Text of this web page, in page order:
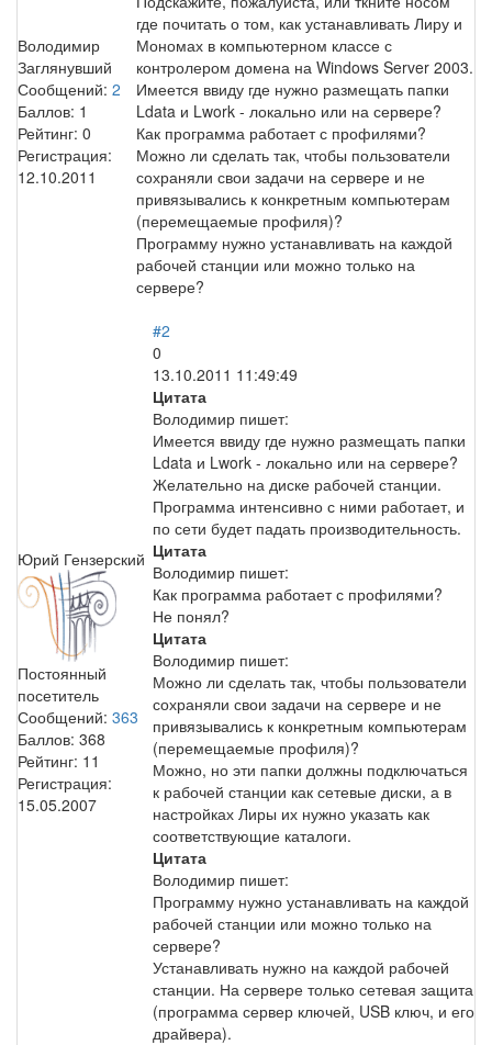
Володимир
Заглянувший
Сообщений: 2
Баллов: 1
Рейтинг: 0
Регистрация:
12.10.2011
где почитать о том, как устанавливать Лиру и
Мономах в компьютерном классе с
контролером домена на Windows Server 2003.
Имеется ввиду где нужно размещать папки
Ldata и Lwork - локально или на сервере?
Как программа работает с профилями?
Можно ли сделать так, чтобы пользователи
сохраняли свои задачи на сервере и не
привязывались к конкретным компьютерам
(перемещаемые профиля)?
Программу нужно устанавливать на каждой
рабочей станции или можно только на
сервере?
Юрий Гензерский
Постоянный
посетитель
Сообщений: 363
Баллов: 368
Рейтинг: 11
Регистрация:
15.05.2007
#2
0
13.10.2011 11:49:49
Цитата
Володимир пишет:
Имеется ввиду где нужно размещать папки
Ldata и Lwork - локально или на сервере?
Желательно на диске рабочей станции.
Программа интенсивно с ними работает, и
по сети будет падать производительность.
Цитата
Володимир пишет:
Как программа работает с профилями?
Не понял?
Цитата
Володимир пишет:
Можно ли сделать так, чтобы пользователи
сохраняли свои задачи на сервере и не
привязывались к конкретным компьютерам
(перемещаемые профиля)?
Можно, но эти папки должны подключаться
к рабочей станции как сетевые диски, а в
настройках Лиры их нужно указать как
соответствующие каталоги.
Цитата
Володимир пишет:
Программу нужно устанавливать на каждой
рабочей станции или можно только на
сервере?
Устанавливать нужно на каждой рабочей
станции. На сервере только сетевая защита
(программа сервер ключей, USB ключ, и его
драйвера).